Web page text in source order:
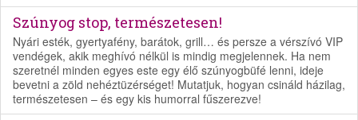
Szúnyog stop, természetesen!
Nyári esték, gyertyafény, barátok, grill… és persze a vérszívó VIP
vendégek, akik meghívó nélkül is mindig megjelennek. Ha nem
szeretnél minden egyes este egy élő szúnyogbüfé lenni, ideje
bevetni a zöld nehéztüzérséget! Mutatjuk, hogyan csináld házilag,
természetesen – és egy kis humorral fűszerezve!